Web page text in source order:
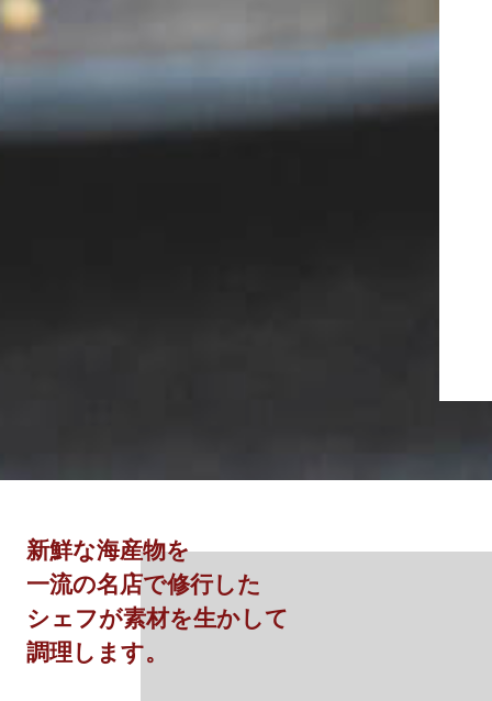
新鮮な海産物を
一流の名店で修行した
シェフが素材を生かして
調理します。